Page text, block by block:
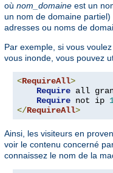
où nom_domaine est un
un nom de domaine
adresses ou noms de
Par exemple, si vous
vous inonde, vous pouvez
<RequireAll>
Require all
Require not ip
</RequireAll>
Ainsi, les visiteurs en
voir le contenu concerné
connaissez le nom de la